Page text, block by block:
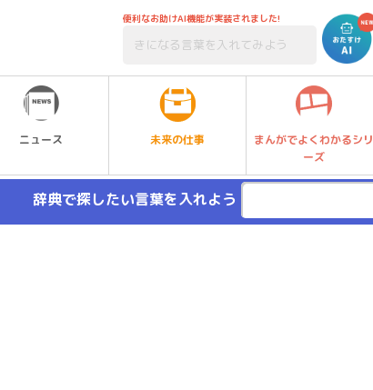
便利なお助けAI機能が実装されました!
ニュース 未来の仕事
まんがでよくわかるシリ
ーズ
辞典で探したい言葉を入れよう